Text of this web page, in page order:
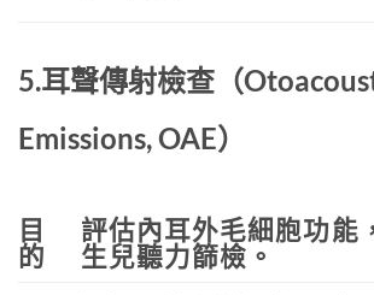
5.耳聲傳射檢查（
Emissions, OAE）
目
的
評估內耳外毛細胞功能
生兒聽力篩檢。